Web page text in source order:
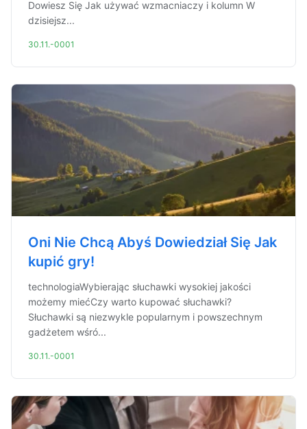
Dowiesz Się Jak używać wzmacniaczy i kolumn W
dzisiejsz...
30.11.-0001
Oni Nie Chcą Abyś Dowiedział Się Jak
kupić gry!
technologiaWybierając słuchawki wysokiej jakości
możemy miećCzy warto kupować słuchawki?
Słuchawki są niezwykle popularnym i powszechnym
gadżetem wśró...
30.11.-0001